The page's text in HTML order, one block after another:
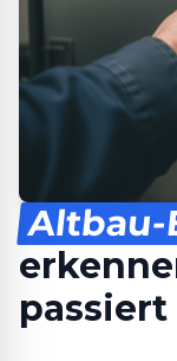
passiert